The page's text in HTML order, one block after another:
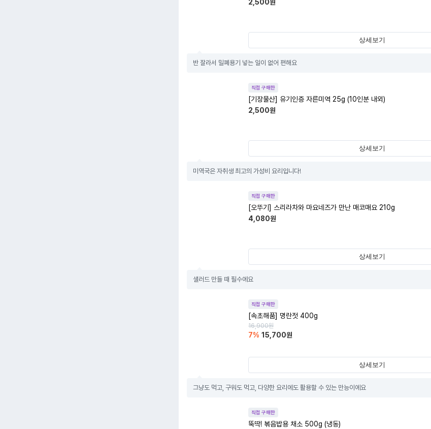
2,500원
상세보기
반 잘라서 밀폐용기 넣는 일이 없어 편해요
직접 구매한
[기장물산] 유기인증 자른미역 25g (10인분 내외)
2,500원
상세보기
미역국은 자취생 최고의 가성비 요리입니다!
직접 구매한
[오뚜기] 스리라차와 마요네즈가 만난 매코매요 210g
4,080원
상세보기
샐러드 만들 때 필수에요
직접 구매한
[속초해품] 명란젓 400g
16,900원
7% 15,700원
상세보기
그냥도 먹고, 구워도 먹고, 다양한 요리에도 활용할 수 있는 만능이에요
직접 구매한
뚝딱! 볶음밥용 채소 500g (냉동)